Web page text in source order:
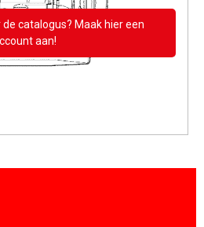
catalogus? Maak hier een
aan!